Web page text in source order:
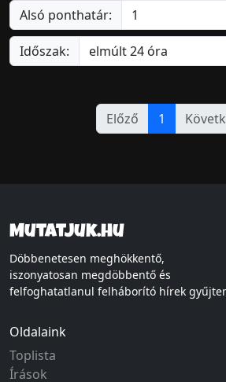
Alsó ponthatár:
Időszak:
Előző 1
Mutatjuk.hu
Döbbenetesen meghökkentő,
iszonyatosan megdöbbentő és
felfoghatatlanul felháborító hírek
Oldalaink
Toplista
Írások